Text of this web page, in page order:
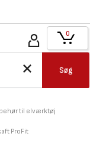
Søg
0
til elværktøj
ProFit